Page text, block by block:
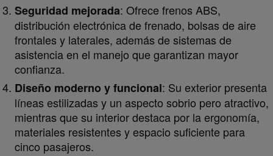
Seguridad mejorada: Ofrece frenos ABS,
distribución electrónica de frenado, bolsas de aire
frontales y laterales, además de sistemas de
asistencia en el manejo que garantizan mayor
confianza.
Diseño moderno y funcional: Su exterior presenta
líneas estilizadas y un aspecto sobrio pero atractivo,
mientras que su interior destaca por la ergonomía,
materiales resistentes y espacio suficiente para
cinco pasajeros.